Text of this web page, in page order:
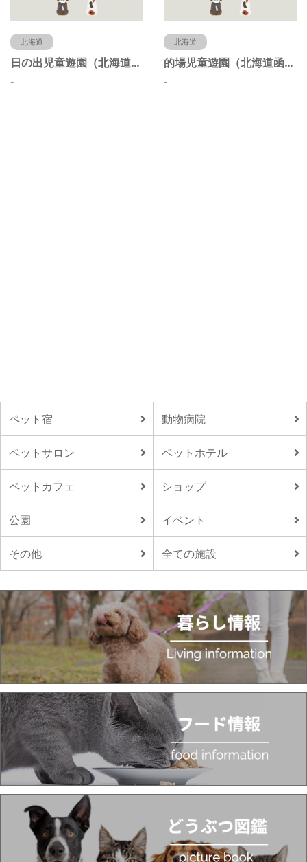
北海道
日の出児童遊園（北海道函館市）
-
北海道
的場児童遊園（北海道函館市）
-
ペット宿 動物病院
ペットサロン ペットホテル
ペットカフェ ショップ
公園 イベント
その他 全ての施設